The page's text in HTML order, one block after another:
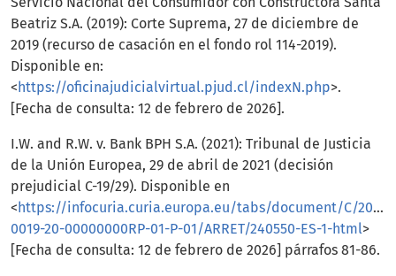
Beatriz S.A. (2019): Corte Suprema, 27 de diciembre de
2019 (recurso de casación en el fondo rol 114-2019).
Disponible en:
< https://oficinajudicialvirtual.pjud.cl/indexN.php>.
[Fecha de consulta: 12 de febrero de 2026].
I.W. and R.W. v. Bank BPH S.A. (2021): Tribunal de Justicia
de la Unión Europea, 29 de abril de 2021 (decisión
prejudicial C-19/29). Disponible en
< https://infocuria.curia.europa.eu/tabs/document/C/2020/
0019-20-00000000RP-01-P-01/ARRET/240550-ES-1-html>
[Fecha de consulta: 12 de febrero de 2026] párrafos 81-86.